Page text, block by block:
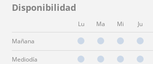
Disponibilidad
Lu Ma Mi Ju
Mañana
Mediodía